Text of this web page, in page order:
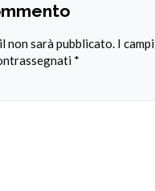
non sarà pubblicato. I campi
*